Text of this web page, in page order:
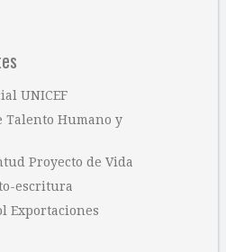
UNICEF
Talento Humano y
Proyecto de Vida
escritura
Exportaciones